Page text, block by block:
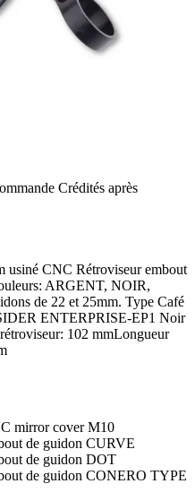
Crédités après
usiné CNC Rétroviseur embout
ARGENT, NOIR,
de 22 et 25mm. Type Café
ENTERPRISE-EP1 Noir
102 mmLongueur
mirror cover M10
de guidon CURVE
de guidon DOT
de guidon CONERO TYPE